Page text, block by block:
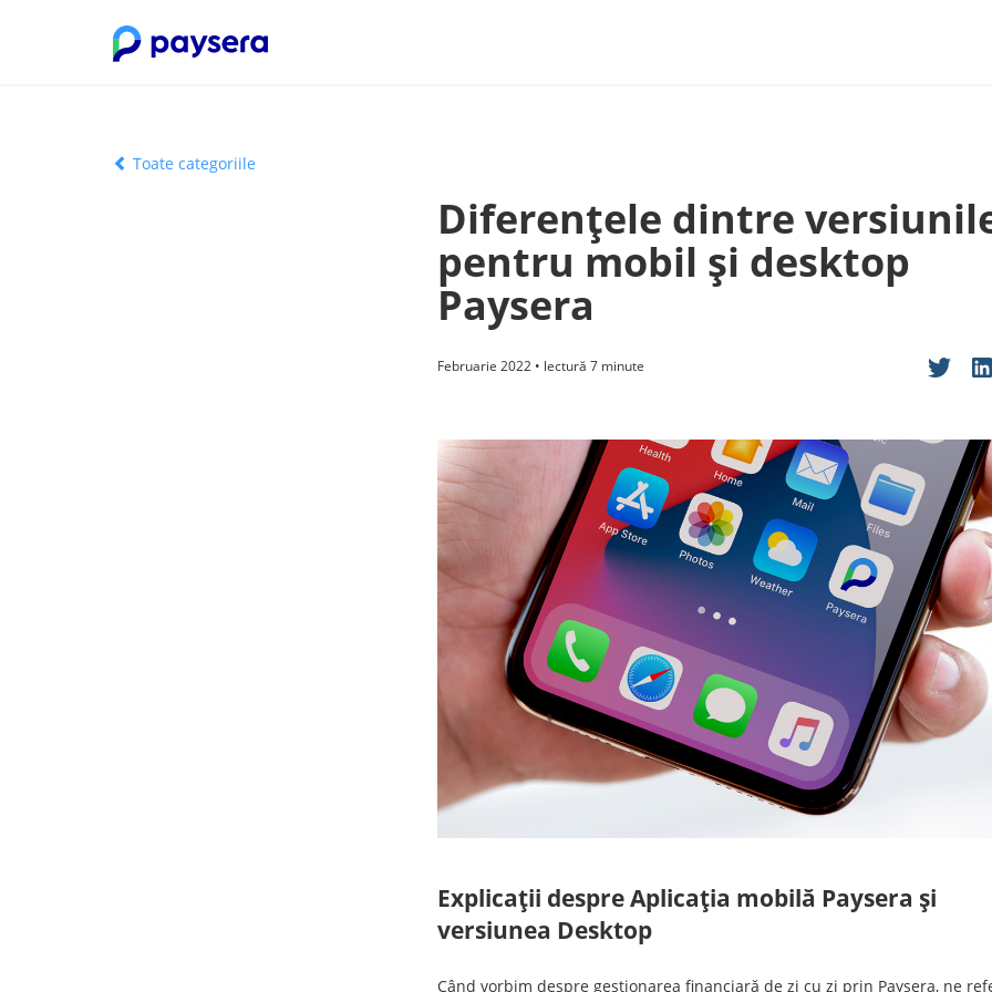
Toate categoriile
Diferențele dintre
pentru mobil și desktop
Paysera
Februarie 2022 • lectură 7 minute
Explicații despre Aplicația mobilă Paysera și
versiunea Desktop
Când vorbim despre gestionarea financiară de zi cu zi prin Paysera, ne